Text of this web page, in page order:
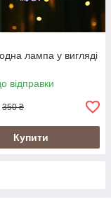
лампа у вигляді
відправки
350 ₴
Купити